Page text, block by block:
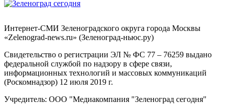
Интернет-СМИ Зеленоградского округа города Москвы
«Zelenograd-news.ru» (Зеленоград-ньюс.ру)
Свидетельство о регистрации ЭЛ № ФС 77 – 76259 выдано
федеральной службой по надзору в сфере связи,
информационных технологий и массовых коммуникаций
(Роскомнадзор) 12 июля 2019 г.
Учредитель: ООО "Медиакомпания "Зеленоград сегодня"